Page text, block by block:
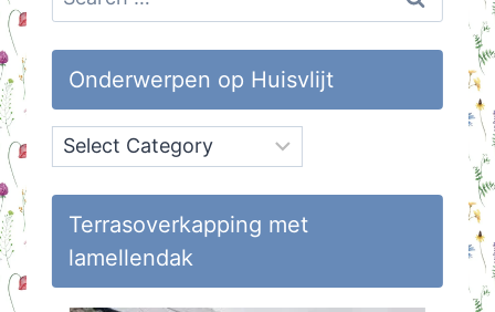
for:
Onderwerpen op Huisvlijt
Onderwerpen
op
Huisvlijt
Terrasoverkapping met
lamellendak